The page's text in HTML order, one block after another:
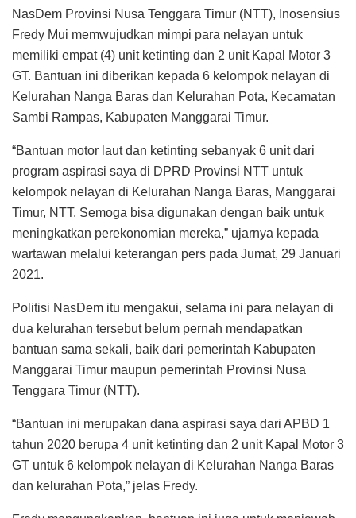
NasDem Provinsi Nusa Tenggara Timur (NTT), Inosensius
Fredy Mui memwujudkan mimpi para nelayan untuk
memiliki empat (4) unit ketinting dan 2 unit Kapal Motor 3
GT. Bantuan ini diberikan kepada 6 kelompok nelayan di
Kelurahan Nanga Baras dan Kelurahan Pota, Kecamatan
Sambi Rampas, Kabupaten Manggarai Timur.
“Bantuan motor laut dan ketinting sebanyak 6 unit dari
program aspirasi saya di DPRD Provinsi NTT untuk
kelompok nelayan di Kelurahan Nanga Baras, Manggarai
Timur, NTT. Semoga bisa digunakan dengan baik untuk
meningkatkan perekonomian mereka,” ujarnya kepada
wartawan melalui keterangan pers pada Jumat, 29 Januari
2021.
Politisi NasDem itu mengakui, selama ini para nelayan di
dua kelurahan tersebut belum pernah mendapatkan
bantuan sama sekali, baik dari pemerintah Kabupaten
Manggarai Timur maupun pemerintah Provinsi Nusa
Tenggara Timur (NTT).
“Bantuan ini merupakan dana aspirasi saya dari APBD 1
tahun 2020 berupa 4 unit ketinting dan 2 unit Kapal Motor 3
GT untuk 6 kelompok nelayan di Kelurahan Nanga Baras
dan kelurahan Pota,” jelas Fredy.